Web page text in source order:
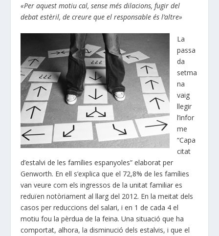
«Per aquest motiu cal, sense més dilacions, fugir del
debat estèril, de creure que el responsable és l’altre»
La
passa
da
setma
na
vaig
llegir
l’infor
me
“Capa
citat
d’estalvi de les famílies espanyoles” elaborat per
Genworth. En ell s’explica que el 72,8% de les famílies
van veure com els ingressos de la unitat familiar es
reduïen notòriament al llarg del 2012. En la meitat dels
casos per reduccions del salari, i en 1 de cada 4 el
motiu fou la pèrdua de la feina. Una situació que ha
comportat, alhora, la disminució dels estalvis, i que el